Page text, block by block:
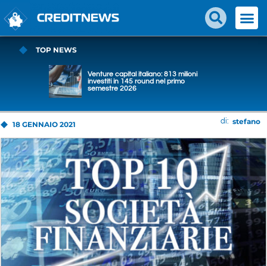
TOP NEWS
Venture capital italiano: 813 milioni
investiti in 145 round nel primo
semestre 2026
18 GENNAIO 2021 di: stefano